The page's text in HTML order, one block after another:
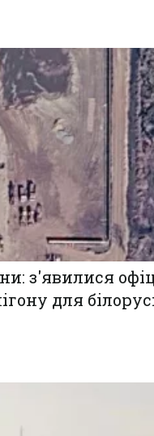
з'явилися
для